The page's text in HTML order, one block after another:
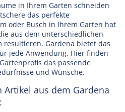
in Ihrem Garten schneiden
das perfekte
oder Busch in Ihrem Garten hat
aus dem unterschiedlichen
resultieren. Gardena bietet das
jede Anwendung. Hier finden
das passende
und Wünsche.
Artikel aus dem Gardena